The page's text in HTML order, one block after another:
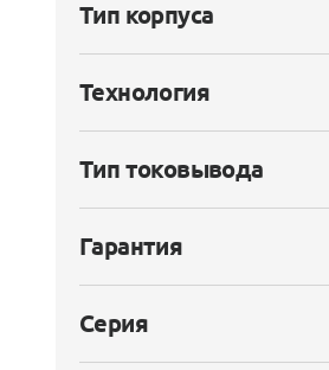
Тип корпуса
Технология
Тип токовывода
Гарантия
Серия